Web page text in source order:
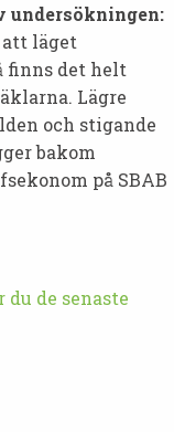
undersökningen:
läget
finns det helt
Lägre
och stigande
bakom
på SBAB
de senaste